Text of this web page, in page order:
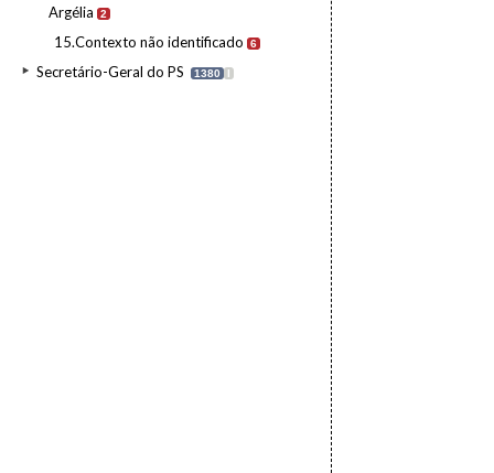
Argélia
2
15.Contexto não identificado 6
Secretário-Geral do PS 1380 I